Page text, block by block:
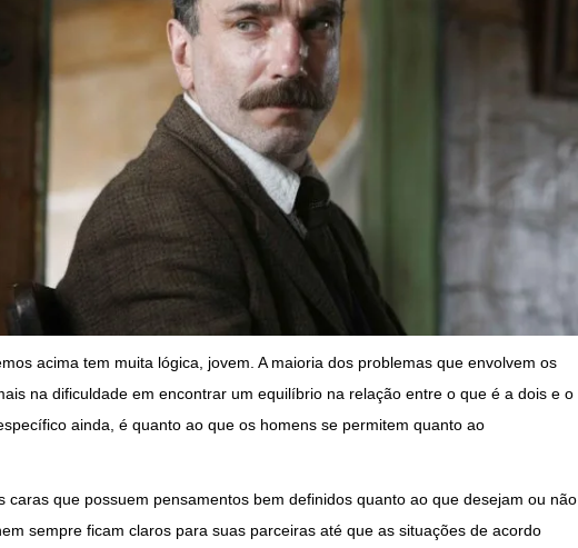
acima tem muita lógica, jovem. A maioria dos problemas que envolvem os
na dificuldade em encontrar um equilíbrio na relação entre o que é a dois e o
ainda, é quanto ao que os homens se permitem quanto ao
caras que possuem pensamentos bem definidos quanto ao que desejam ou não
sempre ficam claros para suas parceiras até que as situações de acordo